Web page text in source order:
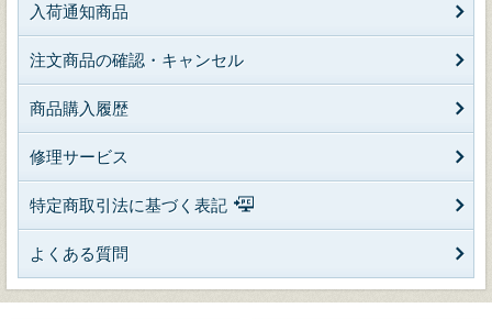
入荷通知商品
注文商品の確認・キャンセル
商品購入履歴
修理サービス
特定商取引法に基づく表記
よくある質問